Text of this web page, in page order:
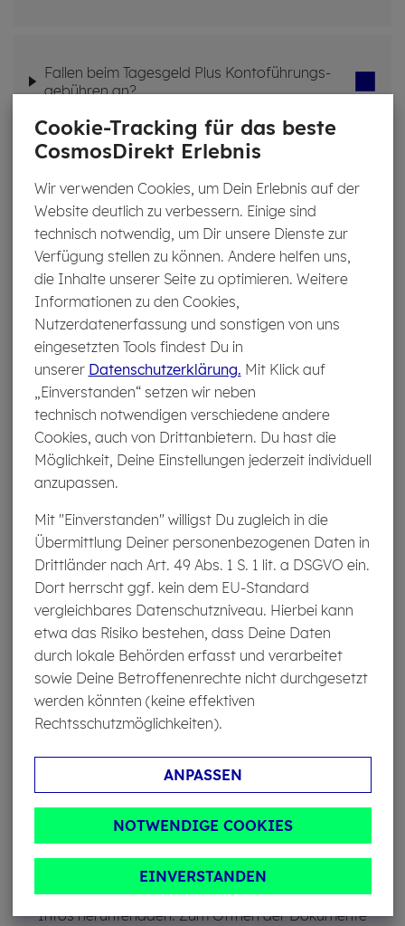
Cookie-Tracking für das beste
CosmosDirekt Erlebnis
Wir verwenden Cookies, um Dein Erlebnis auf der
Website deutlich zu verbessern. Einige sind
technisch notwendig, um Dir unsere Dienste zur
Verfügung stellen zu können. Andere helfen uns,
die Inhalte unserer Seite zu optimieren. Weitere
Informationen zu den Cookies,
Nutzerdatenerfassung und sonstigen von uns
eingesetzten Tools findest Du in
unserer Datenschutzerklärung. Mit Klick auf
„Einverstanden“ setzen wir neben
technisch notwendigen verschiedene andere
Cookies, auch von Drittanbietern. Du hast die
Möglichkeit, Deine Einstellungen jederzeit individuell
anzupassen.
Mit "Einverstanden" willigst Du zugleich in die
Übermittlung Deiner personenbezogenen Daten in
Drittländer nach Art. 49 Abs. 1 S. 1 lit. a DSGVO ein.
Dort herrscht ggf. kein dem EU-Standard
vergleichbares Datenschutzniveau. Hierbei kann
etwa das Risiko bestehen, dass Deine Daten
durch lokale Behörden erfasst und verarbeitet
sowie Deine Betroffenenrechte nicht durchgesetzt
werden könnten (keine effektiven
Rechtsschutzmöglichkeiten).
ANPASSEN
NOTWENDIGE COOKIES
EINVERSTANDEN
Fal­len beim Ta­ges­geld Plus Kon­to­füh­rungs­
ge­büh­ren an?
geld Plus?
Wie hoch ist die ma­xi­ma­le Ein­la­ge beim Ta­
ges­geld Plus, die ver­zinst wird?
Zu allen Fra­gen
MEHR INFOS ZUM TA­GES­
GELD PLUS
Hier kannst Du das Basisinformationsblatt herunter­
laden. Es enthält die wesentlichen Infos und ermöglicht
Dir das Tagesgeld Plus mit anderen Produkten zu ver­
gleichen. Zudem kannst Du die Bedingungen und weitere
Infos herunterladen. Zum Öffnen der Dokumente